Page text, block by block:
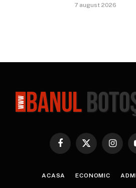
7 august 2026
Facebook
X
ACASA ECONOMIC